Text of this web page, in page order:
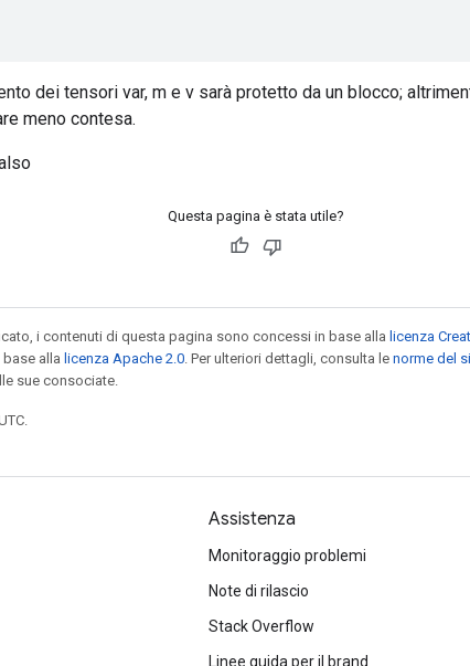
dei tensori var, m e v sarà protetto da un blocco;
meno contesa.
Questa pagina è stata utile?
i contenuti di questa pagina sono concessi in base alla licenza
alla licenza Apache 2.0 . Per ulteriori dettagli, consulta le norme del
sue consociate.
Assistenza
Monitoraggio problemi
Note di rilascio
Stack Overflow
Linee guida per il brand